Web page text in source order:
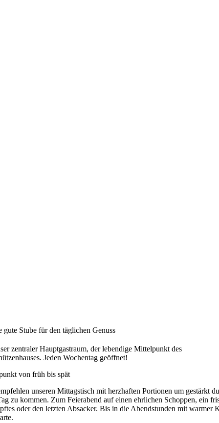
gute Stube für den täglichen Genuss
zentraler Hauptgastraum, der lebendige Mittelpunkt des
Jeden Wochentag geöffnet!
von früh bis spät
unseren Mittagstisch mit herzhaften Portionen um gestärkt
zu kommen. Zum Feierabend auf einen ehrlichen Schoppen, ein
oder den letzten Absacker. Bis in die Abendstunden mit warmer